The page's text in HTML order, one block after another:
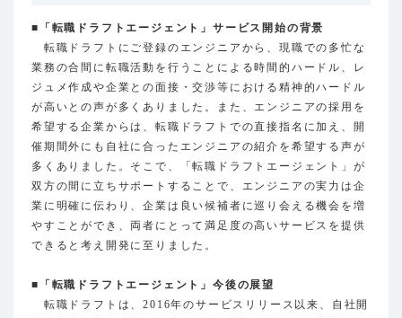
■「転職ドラフトエージェント」サービス開始の背景
転職ドラフトにご登録のエンジニアから、現職での多忙な
業務の合間に転職活動を行うことによる時間的ハードル、レ
ジュメ作成や企業との面接・交渉等における精神的ハードル
が高いとの声が多くありました。また、エンジニアの採用を
希望する企業からは、転職ドラフトでの直接指名に加え、開
催期間外にも自社に合ったエンジニアの紹介を希望する声が
多くありました。そこで、「転職ドラフトエージェント」が
双方の間に立ちサポートすることで、エンジニアの実力は企
業に明確に伝わり、企業は良い候補者に巡り会える機会を増
やすことができ、両者にとって満足度の高いサービスを提供
できると考え開発に至りました。
■「転職ドラフトエージェント」今後の展望
転職ドラフトは、2016年のサービスリリース以来、自社開